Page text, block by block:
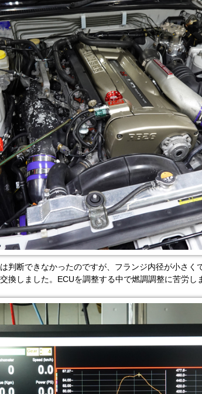
判断できなかったのですが、フランジ内径が小さく
換しました。ECUを調整する中で燃調調整に苦労し